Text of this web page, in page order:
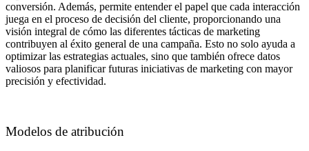
conversión. Además, permite entender el papel que cada interacción
juega en el proceso de decisión del cliente, proporcionando una
visión integral de cómo las diferentes tácticas de marketing
contribuyen al éxito general de una campaña. Esto no solo ayuda a
optimizar las estrategias actuales, sino que también ofrece datos
valiosos para planificar futuras iniciativas de marketing con mayor
precisión y efectividad.
Modelos de atribución